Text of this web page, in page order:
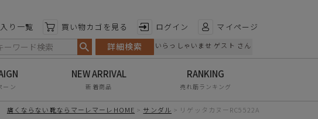
り一覧 買い物カゴを見る ログイン マイページ
詳細検索 いらっしゃいませ ゲスト さん
ーン 新着商品 売れ筋ランキング
痛くならない靴ならマーレマーレHOME サンダル リゲッタカヌーRC5522A
ヒール
5.0cm
特徴から探す
日本製
手染め
甲高・幅広